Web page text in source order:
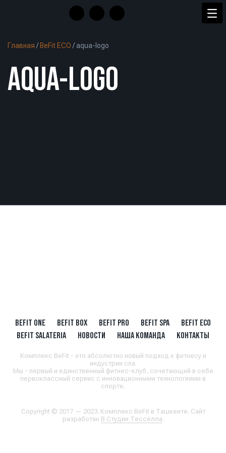
Главная / BeFit ECO /aqua-logo
AQUA-LOGO
BEFIT ONE BEFIT BOX BEFIT PRO BEFIT SPA
BEFIT ECO
BEFIT SALATERIA
НОВОСТИ НАША КОМАНДА КОНТАКТЫ
Комплекс BeFit - это абсолютно новый подход к фитнесу и
индустрии спа.
Мы - первый и единственный фитнес-клуб, сочетающий в себе
первоклассный сервис с инновационными технологиями в
спорте.
Copyright © 2017 — 2023. Комплекс BeFit в Ташкенте. Сайт
разработан В Студии Тесселла.